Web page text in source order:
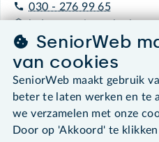
030 - 276 99 65
©2026 SeniorWeb
Algemene voorwaarden
SeniorWeb
van cookies
SeniorWeb maakt gebruik
beter te laten werken en te
we verzamelen met onze
Door op 'Akkoord' te